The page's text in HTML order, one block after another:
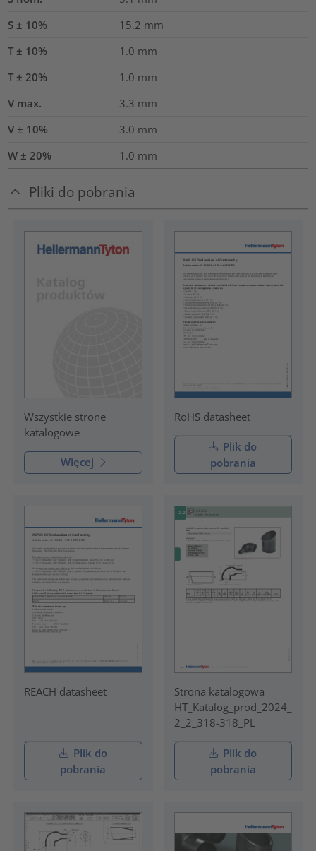
S ± 10%
15.2 mm
T ± 10%
1.0 mm
T ± 20%
1.0 mm
V max.
3.3 mm
V ± 10%
3.0 mm
W ± 20%
1.0 mm
Pliki do pobrania
Wszystkie strone
katalogowe
Więcej
RoHS datasheet
Plik do
pobrania
REACH datasheet
Plik do
pobrania
Strona katalogowa
HT_Katalog_prod_2024_
2_2_318-318_PL
Plik do
pobrania